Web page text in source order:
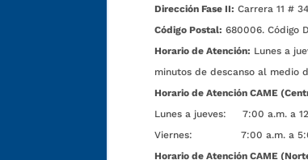
Dirección Fase II: Carrera 11 #
Código Postal: 680006. Código
Horario de Atención: Lunes a
minutos de descanso al medio
Horario de Atención CAME
Lunes a jueves: 7:00 a.m. a
Viernes: 7:00 a.m. a 5:00
Horario de Atención CAME